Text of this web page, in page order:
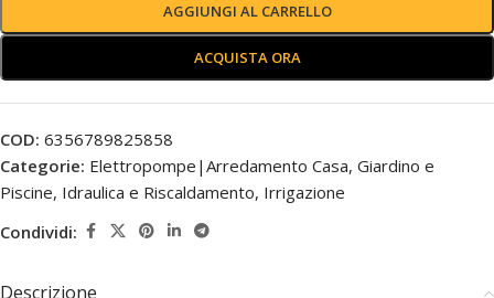
AGGIUNGI AL CARRELLO
ACQUISTA ORA
COD: 6356789825858
Categorie: Elettropompe|Arredamento Casa, Giardino e
Piscine, Idraulica e Riscaldamento, Irrigazione
Condividi:
Descrizione